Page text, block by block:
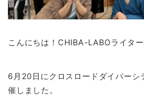
こんにちは！CHIBA-LABOライター
6月20日にクロスロードダイバーシ
催しました。